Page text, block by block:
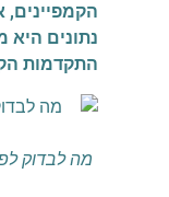
נתונים היא
התקדמות
מה לבדוק